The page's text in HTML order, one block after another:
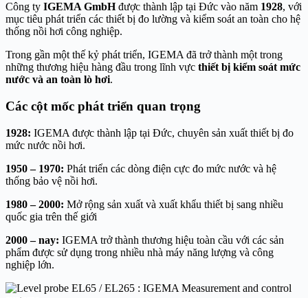
Công ty IGEMA GmbHđược thành lập tại Đức vào năm 1928, với
mục tiêu phát triển các thiết bị đo lường và kiểm soát an toàn cho hệ
thống nồi hơi công nghiệp.
Trong gần một thế kỷ phát triển, IGEMA đã trở thành một trong
những thương hiệu hàng đầu trong lĩnh vực thiết bị kiểm soát mức
nước và an toàn lò hơi.
Các cột mốc phát triển quan trọng
1928: IGEMA được thành lập tại Đức, chuyên sản xuất thiết bị đo
mức nước nồi hơi.
1950 – 1970: Phát triển các dòng điện cực đo mức nước và hệ
thống bảo vệ nồi hơi.
1980 – 2000: Mở rộng sản xuất và xuất khẩu thiết bị sang nhiều
quốc gia trên thế giới
2000 – nay: IGEMA trở thành thương hiệu toàn cầu với các sản
phẩm được sử dụng trong nhiều nhà máy năng lượng và công
nghiệp lớn.